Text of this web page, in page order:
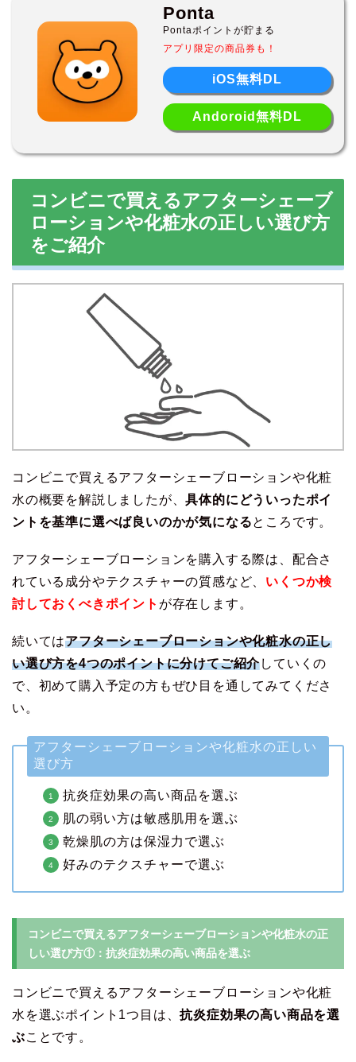
Ponta
Pontaポイントが貯まる
アプリ限定の商品券も！
iOS無料DL
Andoroid無料DL
コンビニで買えるアフターシェーブ
ローションや化粧水の正しい選び方
をご紹介
コンビニで買えるアフターシェーブローションや化粧
水の概要を解説しましたが、具体的にどういったポイ
ントを基準に選べば良いのかが気になるところです。
アフターシェーブローションを購入する際は、配合さ
れている成分やテクスチャーの質感など、 いくつか検
討しておくべきポイント が存在します。
続いてはアフターシェーブローションや化粧水の正し
い選び方を4つのポイントに分けてご紹介していくの
で、初めて購入予定の方もぜひ目を通してみてくださ
い。
アフターシェーブローションや化粧水の正しい
選び方
抗炎症効果の高い商品を選ぶ
肌の弱い方は敏感肌用を選ぶ
乾燥肌の方は保湿力で選ぶ
好みのテクスチャーで選ぶ
コンビニで買えるアフターシェーブローションや化粧水の正
しい選び方①：抗炎症効果の高い商品を選ぶ
コンビニで買えるアフターシェーブローションや化粧
水を選ぶポイント1つ目は、抗炎症効果の高い商品を選
ぶことです。